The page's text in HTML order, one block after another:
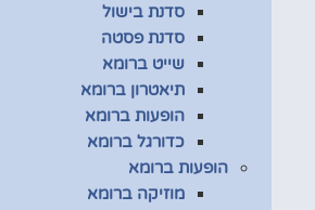
סדנת בישול
סדנת פסטה
שייט ברומא
תיאטרון ברומא
הופעות ברומא
כדורגל ברומא
הופעות ברומא
מוזיקה ברומא